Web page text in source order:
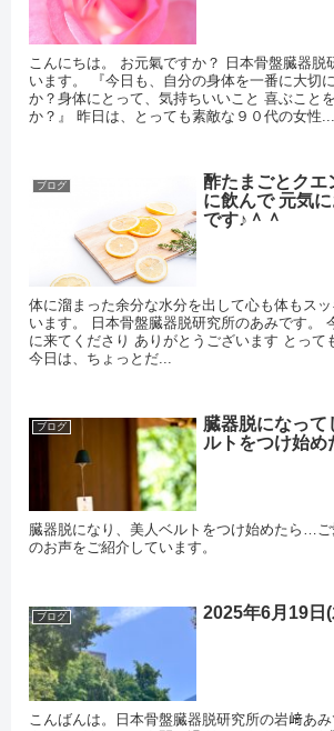
こんにちは。 お元氣ですか？ 日本骨盤臓器脱
います。 『今日も、自分の身体を一番に大切
か？身体にとって、気持ちいいこと 喜ぶこと
か？』 昨日は、とっても素敵な９０代の女性...
ブログ
酢たまごとクエ
に飲んで 元気
です♪＾＾
体に溜まった余分な水分を出して心も体もス
います。 日本骨盤臓器脱研究所のあみです。
に来てくださり ありがとうございます とって
今日は、ちょっとだ...
ブログ
臓器脱になって
ルトをつけ始
臓器脱になり、美人ベルトをつけ始めたら…
のお声をご紹介しています。
ブログ 2025年6月19日
こんばんは。日本骨盤臓器脱研究所の岩﨑あ